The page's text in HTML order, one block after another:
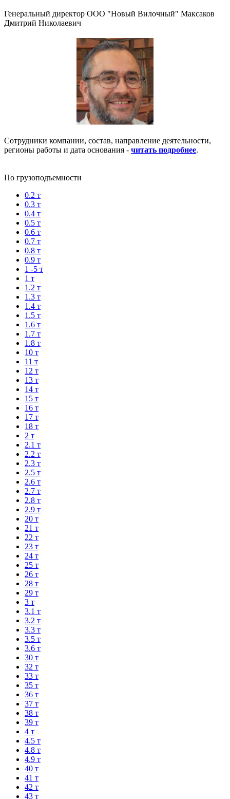
Генеральный директор ООО "Новый Вилочный" Максаков
Дмитрий Николаевич
Сотрудники компании, состав, направление деятельности,
регионы работы и дата основания - читать подробнее.
По грузоподъемности
0.2 т
0.3 т
0.4 т
0.5 т
0.6 т
0.7 т
0.8 т
0.9 т
1 -5 т
1 т
1.2 т
1.3 т
1.4 т
1.5 т
1.6 т
1.7 т
1.8 т
10 т
11 т
12 т
13 т
14 т
15 т
16 т
17 т
18 т
2 т
2.1 т
2.2 т
2.3 т
2.5 т
2.6 т
2.7 т
2.8 т
2.9 т
20 т
21 т
22 т
23 т
24 т
25 т
26 т
28 т
29 т
3 т
3.1 т
3.2 т
3.3 т
3.5 т
3.6 т
30 т
32 т
33 т
35 т
36 т
37 т
38 т
39 т
4 т
4.5 т
4.8 т
4.9 т
40 т
41 т
42 т
43 т